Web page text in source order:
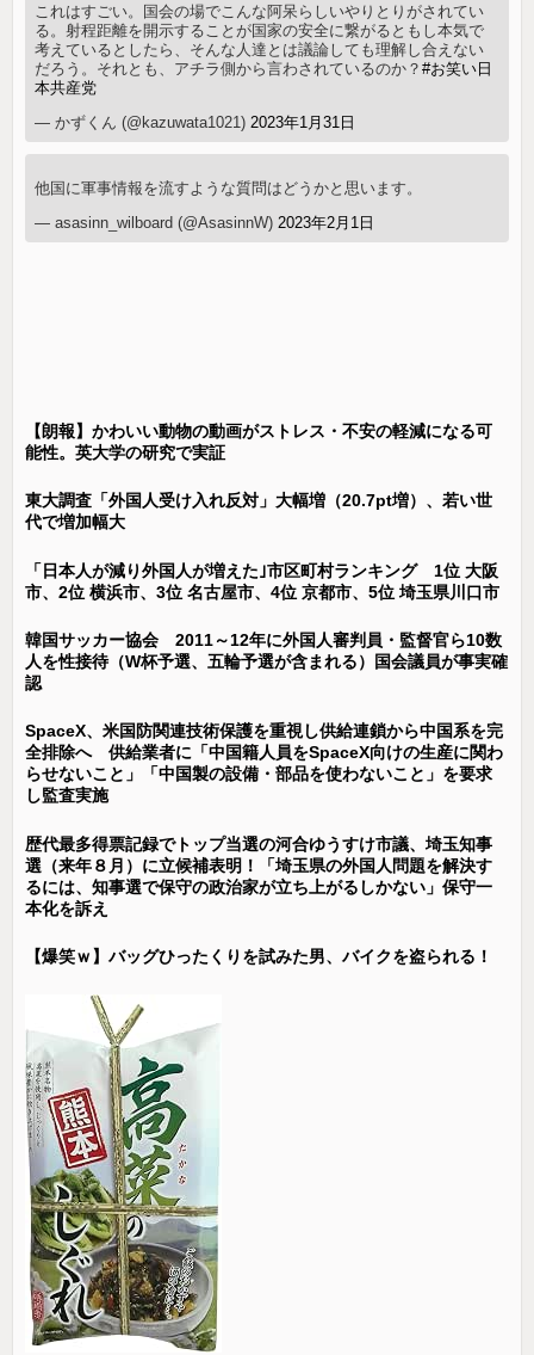
これはすごい。国会の場でこんな阿呆らしいやりとりがされてい
る。射程距離を開示することが国家の安全に繋がるともし本気で
考えているとしたら、そんな人達とは議論しても理解し合えない
だろう。それとも、アチラ側から言わされているのか？#お笑い日
本共産党
— かずくん (@kazuwata1021) 2023年1月31日
他国に軍事情報を流すような質問はどうかと思います。
— asasinn_wilboard (@AsasinnW) 2023年2月1日
【朗報】かわいい動物の動画がストレス・不安の軽減になる可
能性。英大学の研究で実証
東大調査「外国人受け入れ反対」大幅増（20.7pt増）、若い世
代で増加幅大
「日本人が減り外国人が増えた｣市区町村ランキング 1位 大阪
市、2位 横浜市、3位 名古屋市、4位 京都市、5位 埼玉県川口市
韓国サッカー協会 2011～12年に外国人審判員・監督官ら10数
人を性接待（W杯予選、五輪予選が含まれる）国会議員が事実確
認
SpaceX、米国防関連技術保護を重視し供給連鎖から中国系を完
全排除へ 供給業者に「中国籍人員をSpaceX向けの生産に関わ
らせないこと」「中国製の設備・部品を使わないこと」を要求
し監査実施
歴代最多得票記録でトップ当選の河合ゆうすけ市議、埼玉知事
選（来年８月）に立候補表明！「埼玉県の外国人問題を解決す
るには、知事選で保守の政治家が立ち上がるしかない」保守一
本化を訴え
【爆笑ｗ】バッグひったくりを試みた男、バイクを盗られる！